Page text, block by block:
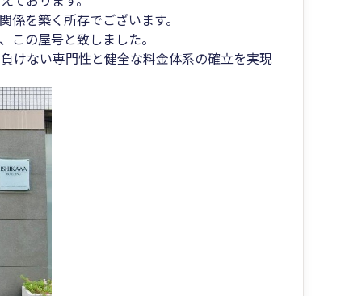
を築く所存でございます。
、この屋号と致しました。
けない専門性と健全な料金体系の確立を実現